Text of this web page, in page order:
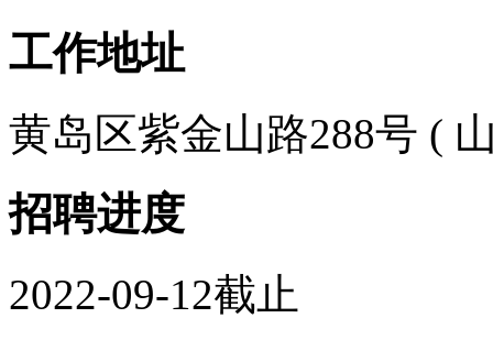
工作地址
黄岛区紫金山路288号 (
招聘进度
2022-09-12截止